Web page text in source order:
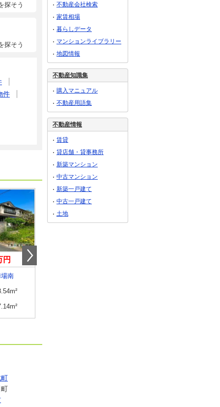
探そう
探そう
件
円
南
不動産会社検索
家賃相場
暮らしデータ
マンションライブラリー
地図情報
不動産知識集
購入マニュアル
不動産用語集
不動産情報
賃貸
貸店舗・貸事務所
新築マンション
中古マンション
新築一戸建て
中古一戸建て
土地